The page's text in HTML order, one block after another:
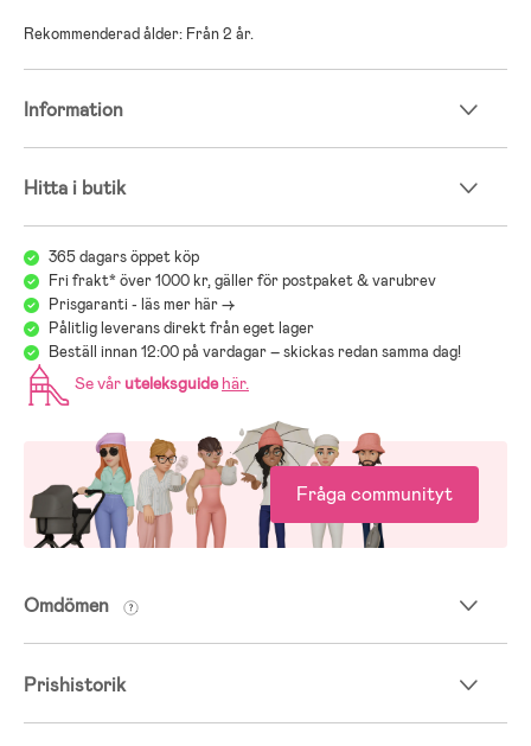
Rekommenderad ålder: Från 2 år.
Information
Hitta i butik
365 dagars öppet köp
Fri frakt* över 1000 kr, gäller för postpaket & varubrev
Prisgaranti - läs mer här ->
Pålitlig leverans direkt från eget lager
Beställ innan 12:00 på vardagar – skickas redan samma dag!
Se vår uteleksguide här.
Fråga communityt
Omdömen
Prishistorik